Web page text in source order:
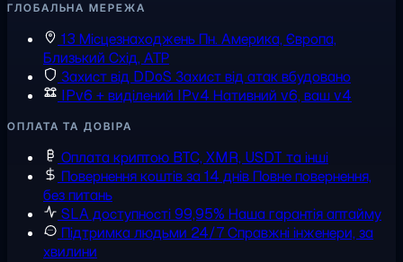
ГЛОБАЛЬНА МЕРЕЖА
13 Місцезнаходжень Пн. Америка, Європа,
Близький Схід, АТР
Захист від DDoS Захист від атак вбудовано
IPv6 + виділений IPv4 Нативний v6, ваш v4
ОПЛАТА ТА ДОВІРА
Оплата криптою BTC, XMR, USDT та інші
Повернення коштів за 14 днів Повне повернення,
без питань
SLA доступності 99,95% Наша гарантія аптайму
Підтримка людьми 24/7Справжні інженери, за
хвилини